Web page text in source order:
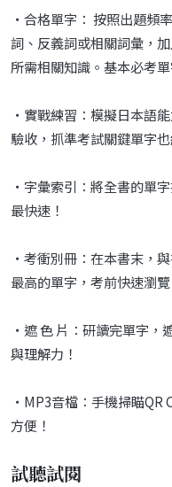
‧合格單字： 按照出題頻
詞、反義詞或相關詞彙，
所需相關知識。基本必考
‧實戰練習：模擬日本語
驗收，抓準考試關鍵單字也
‧字彙索引：將全書的單
最快速！
‧考衝別冊：在本書末，
最高的單字，考前快速瀏
‧遮 色 片：研讀完單字，
與理解力！
‧MP3音檔：手機掃瞄QR
方便！
試聽試閱